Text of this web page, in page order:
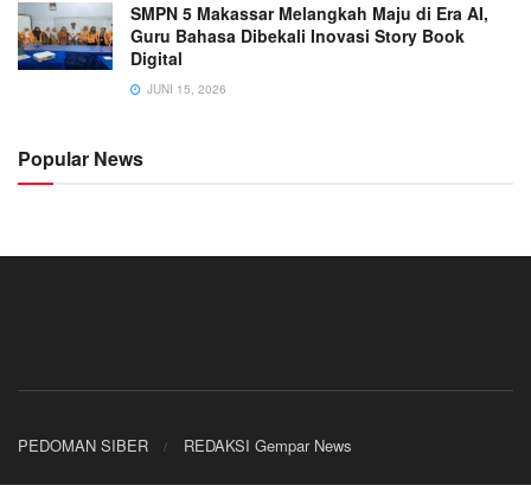
SMPN 5 Makassar Melangkah Maju di Era AI,
Guru Bahasa Dibekali Inovasi Story Book
Digital
JUNI 15, 2026
Popular News
PEDOMAN SIBER REDAKSI Gempar News